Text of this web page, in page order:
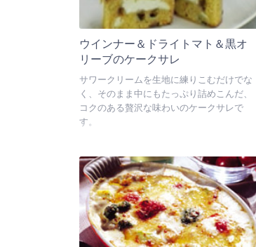
ウインナー＆ドライトマト＆黒オ
リーブのケークサレ
サワークリームを生地に練りこむだけでな
く、そのまま中にもたっぷり詰めこんだ、
コクのある贅沢な味わいのケークサレで
す。